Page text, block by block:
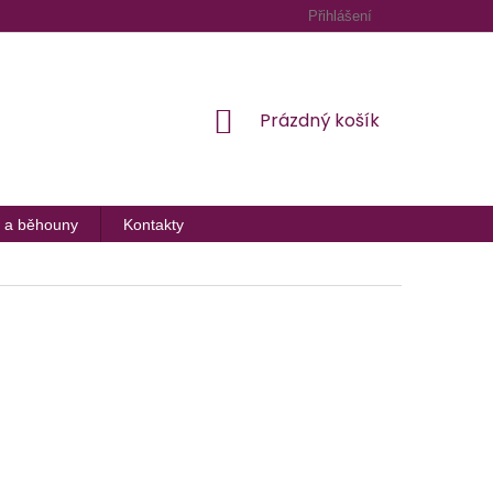
Přihlášení
NÁKUPNÍ
Prázdný košík
a běhouny Kontakty